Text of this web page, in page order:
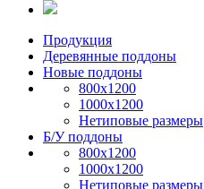
Продукция
Деревянные поддоны
Новые поддоны
800х1200
1000х1200
Нетиповые размеры
Б/У поддоны
800х1200
1000х1200
Нетиповые размеры